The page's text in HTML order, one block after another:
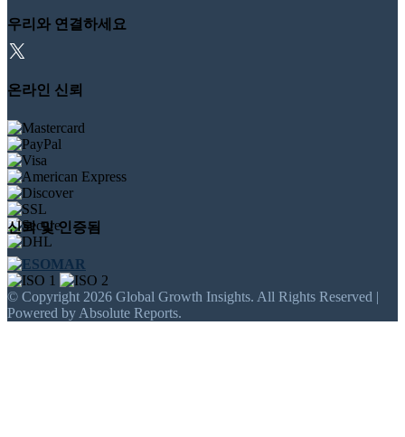
우리와 연결하세요
온라인 신뢰
신뢰 및 인증됨
© Copyright 2026 Global Growth Insights. All Rights Reserved |
Powered by Absolute Reports.